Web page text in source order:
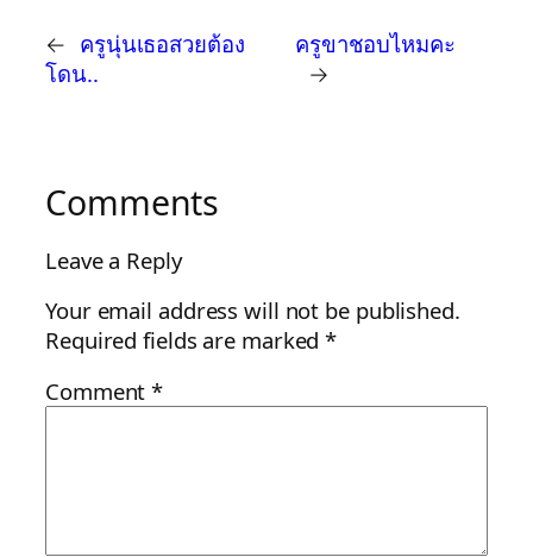
← ครูนุ่นเธอสวยต้อง
โดน..
ครูขาชอบไหมคะ
→
Comments
Leave a Reply
Your email address will not be published.
Required fields are marked*
Comment*